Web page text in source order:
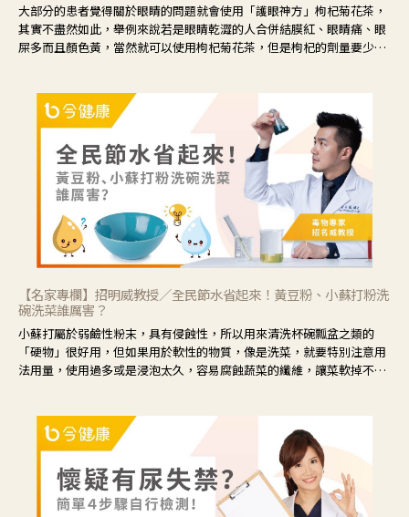
大部分的患者覺得關於眼睛的問題就會使用「護眼神方」枸杞菊花茶，
其實不盡然如此，舉例來說若是眼睛乾澀的人合併結膜紅、眼睛痛、眼
屎多而且顏色黃，當然就可以使用枸杞菊花茶，但是枸杞的劑量要少，
候就要使用菊花、金銀花來治療；假如單純的眼睛乾澀，結膜沒有紅，
眼睛周圍沒有眼屎，這種情況是屬於「陰虛」，就可以使用枸杞、蓮
藕、麥門冬、山藥等比較滋潤的藥材，效果就更顯著。
【名家專欄】招明威教授／全民節水省起來！黃豆粉、小蘇打粉洗
碗洗菜誰厲害？
小蘇打屬於弱鹼性粉末，具有侵蝕性，所以用來清洗杯碗瓢盆之類的
「硬物」很好用，但如果用於軟性的物質，像是洗菜，就要特別注意用
法用量，使用過多或是浸泡太久，容易腐蝕蔬菜的纖維，讓菜軟掉不清